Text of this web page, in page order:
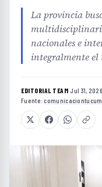
La provincia
nacionales e
integralmente el
EDITORIAL TEAM·Jul 31, 2026
Fuente: